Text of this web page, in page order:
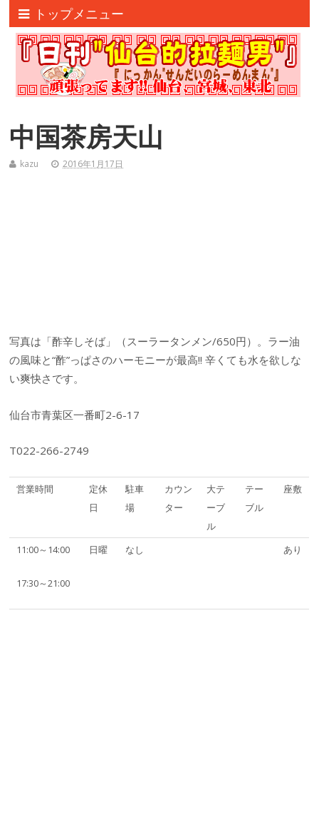
トップメニュー
中国茶房天山
kazu 2016年1月17日
写真は「酢辛しそば」（スーラータンメン/650円）。ラー油
の風味と“酢”っぱさのハーモニーが最高!! 辛くても水を欲しな
い爽快さです。
仙台市青葉区一番町2-6-17
T022-266-2749
営業時間
定休
日
駐車
場
カウン
ター
大テ
ーブ
ル
テー
ブル
座敷
11:00～14:00
17:30～21:00
日曜 なし あり